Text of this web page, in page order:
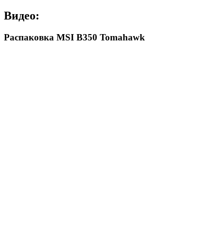
Видео:
Распаковка MSI B350 Tomahawk